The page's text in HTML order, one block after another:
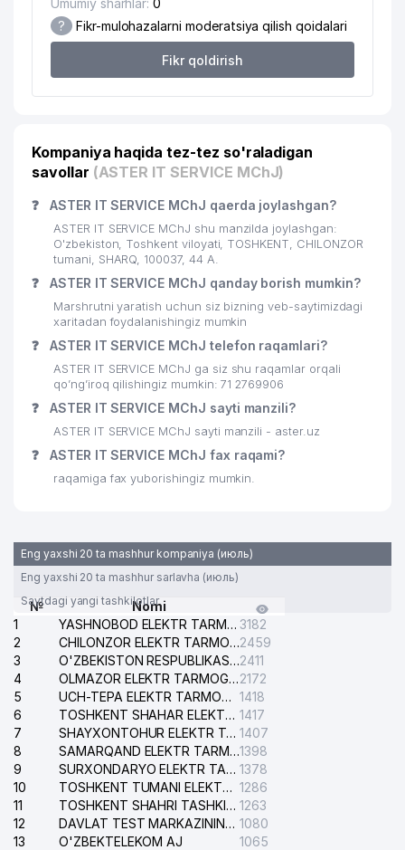
21 AKKUENERGO MChJ 131 м
AUDIT-VARN MChJ
O'ZBEKISTON PSILOGLAR
24 ANTALIYA SERVIS MChJ
25
MChJ
132 м
26 MIKRO GRAND MChJ 141 м
27 NE'MATJON BROK SERVIS MChJ 142 м
28 UMERA-DEVELOPMENT MChJ 143 м
29 CHERSI MChJ 145 м
30 INTER CAPITAL QK MChJ
KOMPYUTER SPEKTR MChJ
32 TEMIRYO'LCHI PLUS SERVIS MChJ
COMMERCE BAY MChJ
35 CHILONZOR SAVDO UYI MChJ
TOSHKENT SHAHAR ICHKI ISHLAR
BOSH BOSHQARMASI YO'L
HARAKATI XAVFSIZLIGI
BOSHQARMASI
AT ARGUMENT ADVOKATLIK
BYUROSI
BUNYODKOR STADIONI BINOLARI
VA INSHOOTLARIDAN
FOYDALANISH DIREKSIYASI MChJ
1C-TOSHKENT MChJ
AZIA BUSINESS PAPER XK MChJ
Umumiy sharhlar: 0
? Fikr-mulohazalarni moderatsiya qilish qoidalari
Fikr qoldirish
Kompaniya haqida tez-tez so'raladigan
savollar (ASTER IT SERVICE MChJ)
❓ ASTER IT SERVICE MChJ qaerda joylashgan?
ASTER IT SERVICE MChJ shu manzilda joylashgan:
O'zbekiston, Toshkent viloyati, TOSHKENT, CHILONZOR
tumani, SHARQ, 100037, 44 А.
❓ ASTER IT SERVICE MChJ qanday borish mumkin?
Marshrutni yaratish uchun siz bizning veb-saytimizdagi
xaritadan foydalanishingiz mumkin
❓ ASTER IT SERVICE MChJ telefon raqamlari?
ASTER IT SERVICE MChJ ga siz shu raqamlar orqali
qo’ng’iroq qilishingiz mumkin: 71 2769906
❓ ASTER IT SERVICE MChJ sayti manzili?
ASTER IT SERVICE MChJ sayti manzili - aster.uz
❓ ASTER IT SERVICE MChJ fax raqami?
raqamiga fax yuborishingiz mumkin.
Eng yaxshi 20 ta mashhur kompaniya (июль)
Eng yaxshi 20 ta mashhur sarlavha (июль)
Saytdagi yangi tashkilotlar
№
Nomi
1
YASHNOBOD ELEKTR TARMOG'I NOSOZLIKLARI XIZMATI 3182
2
CHILONZOR ELEKTR TARMOG'I NOSOZLIK XIZMATI2459
3
O'ZBEKISTON RESPUBLIKASI BOSH PROKURATURASI ISHONCH TELEFONI2411
4
OLMAZOR ELEKTR TARMOG'I NOSOZLIKLARI XIZMATI2172
5
UCH-TEPA ELEKTR TARMOG'I NOSOZLIKLARI XIZMATI 1418
6
TOSHKENT SHAHAR ELEKTR TARMOQLARI KORXONASI AJ 1417
7
SHAYXONTOHUR ELEKTR TARMOG'I NOSOZLIKLARINI TUZATISH XIZMATI 1407
8
SAMARQAND ELEKTR TARMOQLARI AJ1398
9
SURXONDARYO ELEKTR TARMOQLARI AJ 1378
10
TOSHKENT TUMANI ELEKTR TARMOG'I AVARIYA XIZMATI 1286
11
TOSHKENT SHAHRI TASHKILOT TELEFONLARI HAQIDA MA'LUMOT BYUROSI 1263
12
DAVLAT TEST MARKAZINING ISHONCH TELEFONLARI 1080
13
O'ZBEKTELEKOM AJ
1065